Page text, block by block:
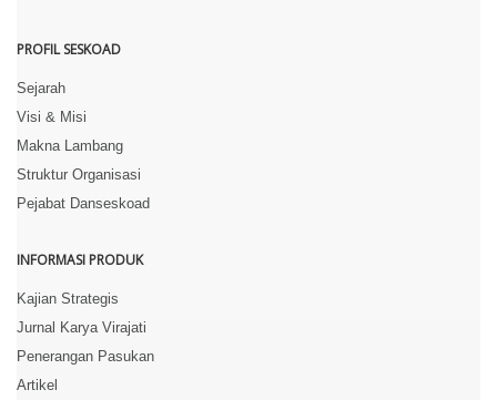
PROFIL SESKOAD
Sejarah
Visi & Misi
Makna Lambang
Struktur Organisasi
Pejabat Danseskoad
INFORMASI PRODUK
Kajian Strategis
Jurnal Karya Virajati
Penerangan Pasukan
Artikel